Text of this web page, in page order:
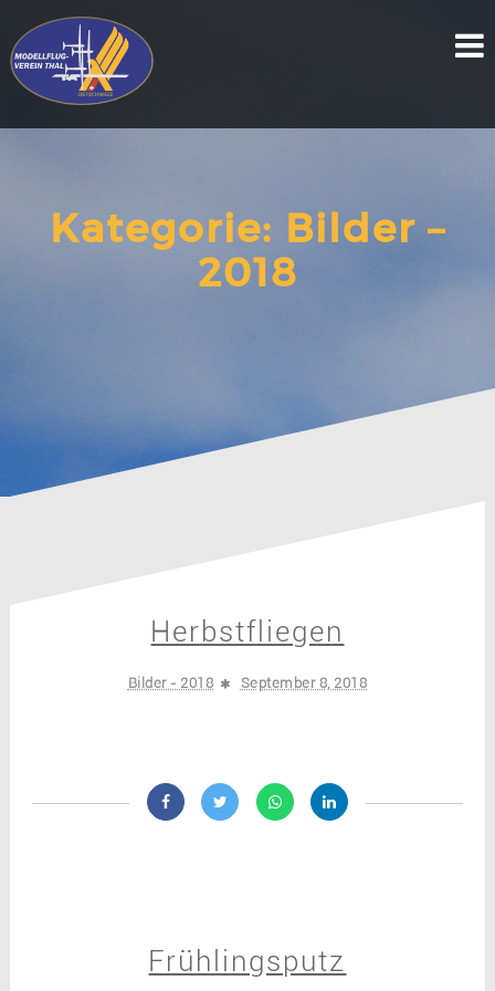
content
Kategorie: Bilder –
2018
Herbstfliegen
Bilder - 2018 September 8, 2018
Frühlingsputz